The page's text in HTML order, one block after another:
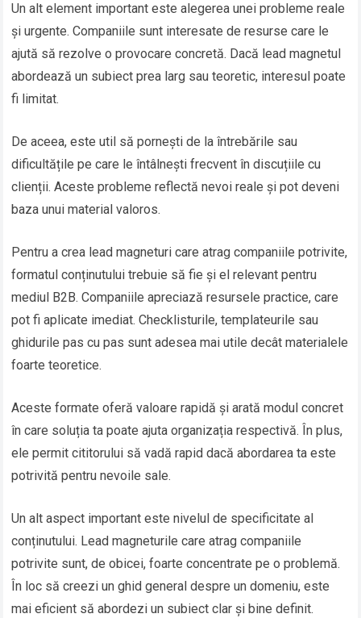
Un alt element important este alegerea unei probleme reale
și urgente. Companiile sunt interesate de resurse care le
ajută să rezolve o provocare concretă. Dacă lead magnetul
abordează un subiect prea larg sau teoretic, interesul poate
fi limitat.
De aceea, este util să pornești de la întrebările sau
dificultățile pe care le întâlnești frecvent în discuțiile cu
clienții. Aceste probleme reflectă nevoi reale și pot deveni
baza unui material valoros.
Pentru a crea lead magneturi care atrag companiile potrivite,
formatul conținutului trebuie să fie și el relevant pentru
mediul B2B. Companiile apreciază resursele practice, care
pot fi aplicate imediat. Checklisturile, templateurile sau
ghidurile pas cu pas sunt adesea mai utile decât materialele
foarte teoretice.
Aceste formate oferă valoare rapidă și arată modul concret
în care soluția ta poate ajuta organizația respectivă. În plus,
ele permit cititorului să vadă rapid dacă abordarea ta este
potrivită pentru nevoile sale.
Un alt aspect important este nivelul de specificitate al
conținutului. Lead magneturile care atrag companiile
potrivite sunt, de obicei, foarte concentrate pe o problemă.
În loc să creezi un ghid general despre un domeniu, este
mai eficient să abordezi un subiect clar și bine definit.